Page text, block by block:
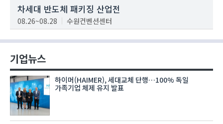
차세대 반도체 패키징 산업전
08.26~08.28 수원컨벤션센터
기업뉴스
하이머(HAIMER), 세대교체 단행…100% 독일
가족기업 체제 유지 발표